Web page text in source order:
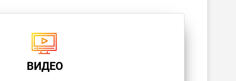
ВИДЕО